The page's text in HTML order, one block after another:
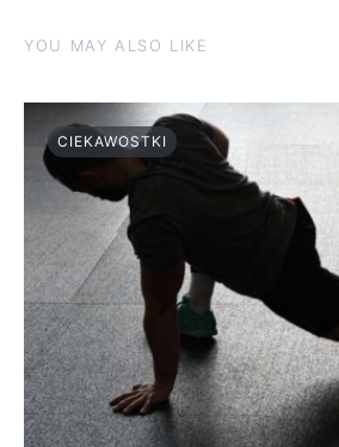
YOU MAY ALSO LIKE
CIEKAWOSTKI